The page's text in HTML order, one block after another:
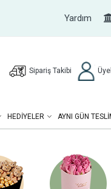
Yardım
Sipariş Takibi
HEDIYELER AYNI GÜN